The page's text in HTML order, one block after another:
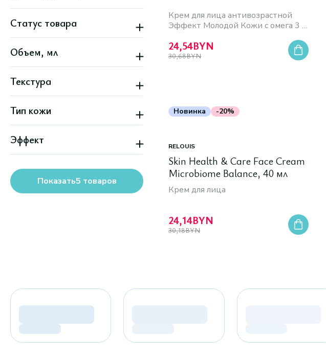
Статус товара
Новинка
Скидка
Объем, мл
Текстура
Кремовая
Легкая
Тип кожи
Все типы кожи
Чувствительная
Эффект
Антивозрастной
Лифтинг
Ровный тон
Показать5 товаров
Крем для лица антивозрастной
Эффект Молодой Кожи с омега 3 6
24,54BYN
30,68BYN
Новинка -20%
RELOUIS
Skin Health & Care Face Cream
Microbiome Balance, 40 мл
Крем для лица
24,14BYN
30,18BYN